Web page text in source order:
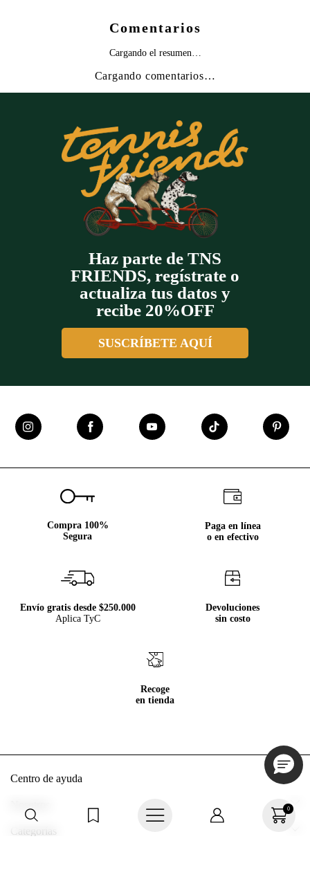
0
Comentarios
Cargando el resumen…
Cargando comentarios…
Haz parte de TNS
FRIENDS, regístrate o
actualiza tus datos y
recibe 20%OFF
SUSCRÍBETE AQUÍ
Compra 100%
Segura
Paga en línea
o en efectivo
Envío gratis desde $250.000
Aplica TyC
Devoluciones
sin costo
Recoge
en tienda
Centro de ayuda
Rastrea tu pedido
Categorías